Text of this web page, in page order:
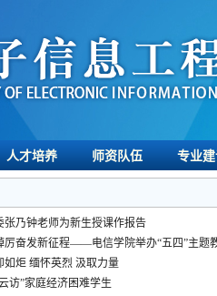
人才培养 师资队伍 专业
张乃钟老师为新生授课作报告
厉奋发新征程——电信学院举办“五四”主题
如炬 缅怀英烈 汲取力量
访”家庭经济困难学生